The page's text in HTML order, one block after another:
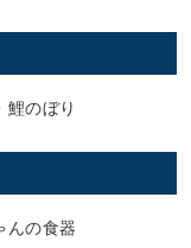
鯉のぼり
んの食器